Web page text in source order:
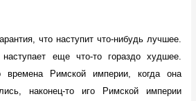
что наступит что-нибудь лучшее.
еще что-то гораздо худшее.
Римской империи, когда она
наконец-то иго Римской империи